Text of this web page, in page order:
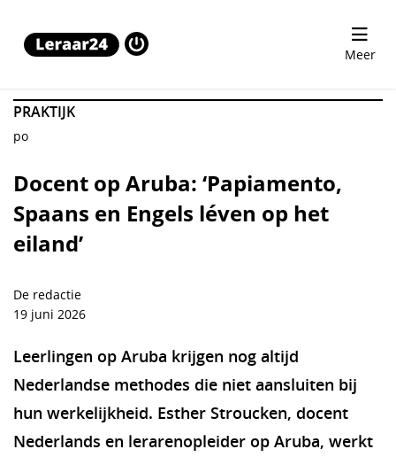
Meer
PRAKTIJK
po
Docent op Aruba: ‘Papiamento,
Spaans en Engels léven op het
eiland’
De redactie
19 juni 2026
Leerlingen op Aruba krijgen nog altijd
Nederlandse methodes die niet aansluiten bij
hun werkelijkheid. Esther Stroucken, docent
Nederlands en lerarenopleider op Aruba, werkt